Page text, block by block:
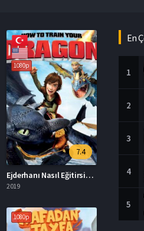
1080p
7.4
Ejderhanı Nasıl Eğitirsin 3 Full İzle
2019
1080p
En
1
2
3
4
5